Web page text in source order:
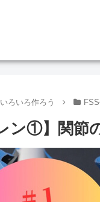
いろいろ作ろう
ン①】関節